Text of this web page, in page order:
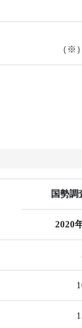
（※
国勢調
2020